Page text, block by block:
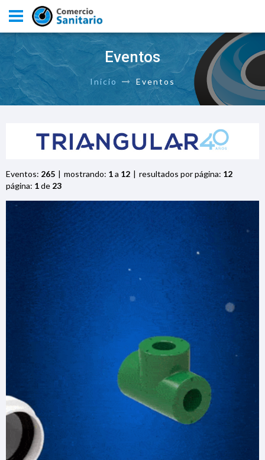
Eventos
Inicio Eventos
Eventos: 265 mostrando: 1a 12 resultados por página: 12
página: 1de 23